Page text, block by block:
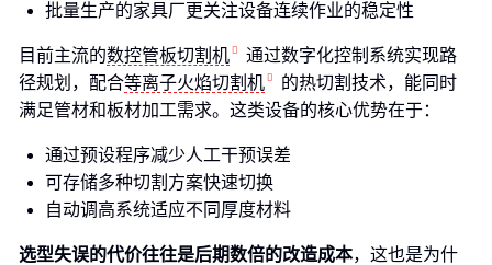
批量生产的家具厂更关注设备连续作业的稳定性
目前主流的数控管板切割机
通过数字化控制系统实现路
径规划，配合等离子火焰切割机
的热切割技术，能同时
满足管材和板材加工需求。这类设备的核心优势在于：
通过预设程序减少人工干预误差
可存储多种切割方案快速切换
自动调高系统适应不同厚度材料
选型失误的代价往往是后期数倍的改造成本，这也是为什